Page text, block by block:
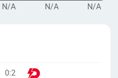
N/A N/A N/A
0:2